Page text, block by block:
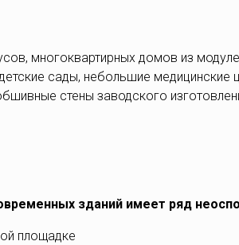
многоквартирных домов из
сады, небольшие медицинские
стены заводского
зданий имеет ряд
площадке